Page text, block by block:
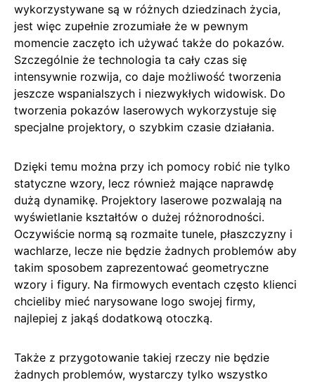
wykorzystywane są w różnych dziedzinach życia,
jest więc zupełnie zrozumiałe że w pewnym
momencie zaczęto ich używać także do pokazów.
Szczególnie że technologia ta cały czas się
intensywnie rozwija, co daje możliwość tworzenia
jeszcze wspanialszych i niezwykłych widowisk. Do
tworzenia pokazów laserowych wykorzystuje się
specjalne projektory, o szybkim czasie działania.
Dzięki temu można przy ich pomocy robić nie tylko
statyczne wzory, lecz również mające naprawdę
dużą dynamikę. Projektory laserowe pozwalają na
wyświetlanie kształtów o dużej różnorodności.
Oczywiście normą są rozmaite tunele, płaszczyzny i
wachlarze, lecze nie będzie żadnych problemów aby
takim sposobem zaprezentować geometryczne
wzory i figury. Na firmowych eventach często klienci
chcieliby mieć narysowane logo swojej firmy,
najlepiej z jakąś dodatkową otoczką.
Także z przygotowanie takiej rzeczy nie będzie
żadnych problemów, wystarczy tylko wszystko